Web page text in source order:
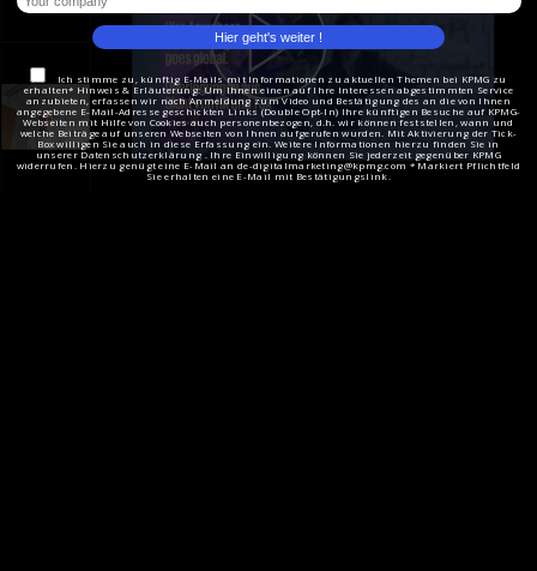
Ich stimme zu, künftig E-Mails mit Informationen zu aktuellen Themen bei KPMG zu
erhalten* Hinweis & Erläuterung: Um Ihnen einen auf Ihre Interessen abgestimmten Service
anzubieten, erfassen wir nach Anmeldung zum Video und Bestätigung des an die von Ihnen
angegebene E-Mail-Adresse geschickten Links (Double Opt-In) Ihre künftigen Besuche auf KPMG-
Webseiten mit Hilfe von Cookies auch personenbezogen, d.h. wir können feststellen, wann und
welche Beiträge auf unseren Webseiten von Ihnen aufgerufen wurden. Mit Aktivierung der Tick-
Box willigen Sie auch in diese Erfassung ein. Weitere Informationen hierzu finden Sie in
unserer Datenschutzerklärung . Ihre Einwilligung können Sie jederzeit gegenüber KPMG
widerrufen. Hierzu genügt eine E-Mail an de-digitalmarketing@kpmg.com * Markiert Pflichtfeld
Sie erhalten eine E-Mail mit Bestätigungslink.